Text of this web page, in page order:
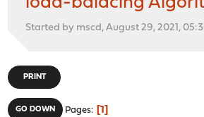
Started by mscd, August 29, 2021,
PRINT
GO DOWN Pages 1